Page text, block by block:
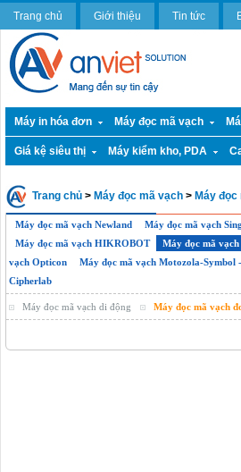
Trang chủ Giới thiệu Tin tức
Máy in hóa đơn Máy đọc mã vạch
Giá kệ siêu thị Máy kiểm kho, PDA
Trang chủ > Máy đọc mã vạch > Máy
Máy đọc mã vạch Newland Máy đọc mã vạch
Máy đọc mã vạch HIKROBOT
Máy đọc mã vạch
vạch Opticon
Máy đọc mã vạch Motozola-Symbol
Cipherlab
Máy đọc mã vạch di động Máy đọc mã vạch